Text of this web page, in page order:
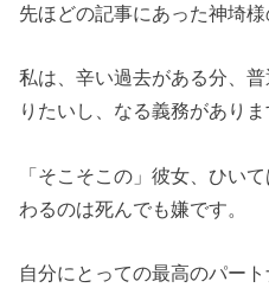
先ほどの記事にあった神埼様
私は、辛い過去がある分、
りたいし、なる義務がありま
「そこそこの」彼女、ひい
わるのは死んでも嫌です。
自分にとっての最高のパー